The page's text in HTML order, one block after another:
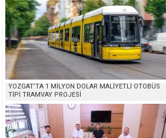
YOZGAT’TA 1 MİLYON DOLAR MALİYETLİ OTOBÜS
TİPİ TRAMVAY PROJESİ